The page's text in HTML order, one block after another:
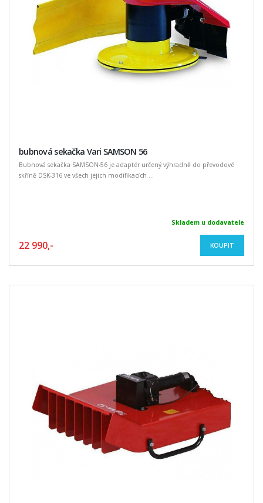
bubnová sekačka Vari SAMSON 56
Bubnová sekačka SAMSON-56 je adaptér určený výhradně do převodové
skříně DSK-316 ve všech jejich modifikacích ...
Skladem u dodavatele
22 990,- KOUPIT